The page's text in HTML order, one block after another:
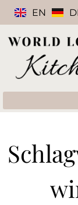
EN